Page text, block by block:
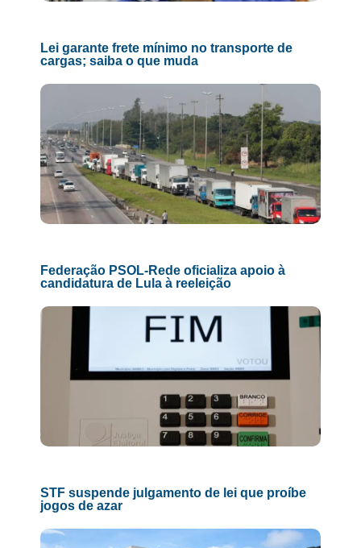
Lei garante frete mínimo no transporte de
cargas; saiba o que muda
Federação PSOL-Rede oficializa apoio à
candidatura de Lula à reeleição
STF suspende julgamento de lei que proíbe
jogos de azar